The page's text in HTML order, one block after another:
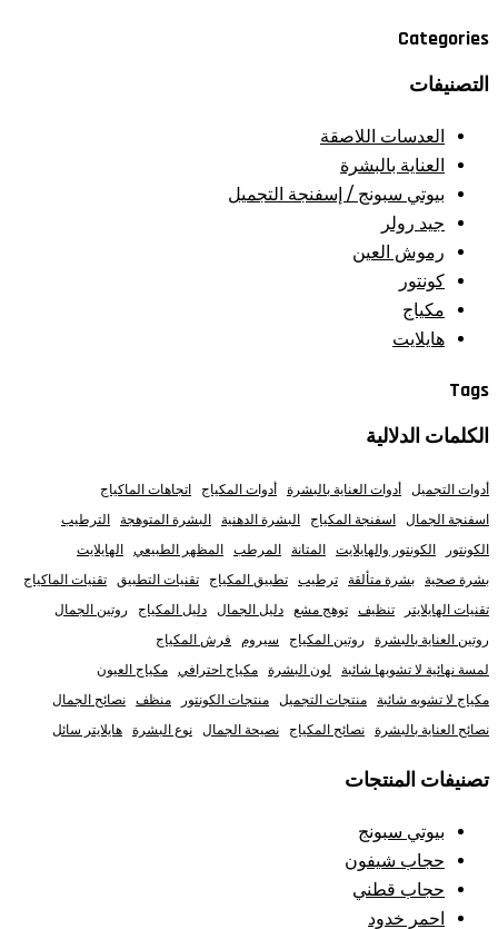
Categories
التصنيفات
العدسات اللاصقة
العناية بالبشرة
بيوتي سبونج / إسفنجة التجميل
جيد رولر
رموش العين
كونتور
مكياج
هايلايت
Tags
الكلمات الدلالية
أدوات التجميل أدوات العناية بالبشرة أدوات المكياج
اتجاهات الماكياج
اسفنجة الجمال اسفنجة المكياج البشرة الدهنية البشرة المتوهجة الترطيب
الكونتور
الكونتور والهايلايت المتانة المرطب المظهر الطبيعي الهايلايت
بشرة صحية بشرة متألقة ترطيب تطبيق المكياج تقنيات التطبيق تقنيات الماكياج
تقنيات الهايلايتر
تنظيف توهج مشع دليل الجمال دليل المكياج
روتين الجمال
روتين العناية بالبشرة
روتين المكياج سيروم
فرش المكياج
لمسة نهائية لا تشوبها شائبة
لون البشرة مكياج احترافي مكياج العيون
مكياج لا تشوبه شائبة منتجات التجميل منتجات الكونتور منظف نصائح الجمال
نصائح العناية بالبشرة نصائح المكياج نصيحة الجمال نوع البشرة هايلايتر سائل
تصنيفات المنتجات
بيوتي سبونج
حجاب شيفون
حجاب قطني
احمر خدود